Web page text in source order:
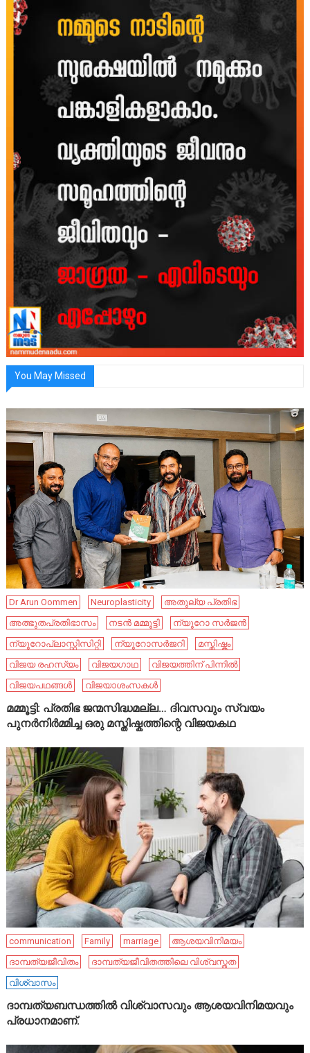
You May Missed
Dr Arun Oommen Neuroplasticity
അതുല്യ പ്രതിഭ
അത്ഭുതപ്രതിഭാസം
നടൻ മമ്മൂട്ടി
ന്യൂറോ സർജൻ
ന്യൂറോപ്ലാസ്റ്റിസിറ്റി
ന്യൂറോസർജറി
മസ്തിഷ്കം
വിജയ രഹസ്യം
വിജയഗാഥ
വിജയത്തിന് പിന്നിൽ
വിജയപഥങ്ങൾ
വിജയാശംസകൾ
മമ്മൂട്ടി: പ്രതിഭ ജന്മസിദ്ധമല്ല… ദിവസവും സ്വയം
പുനർനിർമ്മിച്ച ഒരു മസ്തിഷ്കത്തിന്റെ വിജയകഥ
communication Family marriage
ആശയവിനിമയം
ദാമ്പത്യജീവിതം
ദാമ്പത്യജീവിതത്തിലെ വിശ്വസ്തത
വിശ്വാസം
ദാമ്പത്യബന്ധത്തിൽ വിശ്വാസവും ആശയവിനിമയവും
പ്രധാനമാണ്.